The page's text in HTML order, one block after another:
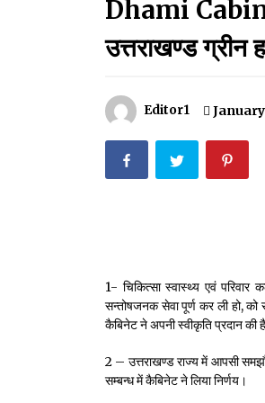
मदरसों का
May 14,
Dhami
उत्तराखण्ड ग्रीन
Editor1
1- चिकित्सा स्वास्थ्य एवं परिवार
सन्तोषजनक सेवा पूर्ण कर ली हो,
कैबिनेट ने अपनी स्वीकृति प्रदान की
2 – उत्तराखण्ड राज्य में आपसी
सम्बन्ध में कैबिनेट ने लिया निर्णय।